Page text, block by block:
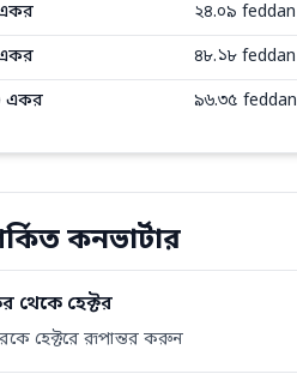
২৪.০৯ feddan
৪৮.১৮ feddan
একর ৯৬.৩৫ feddan
কনভার্টার
থেকে হেক্টর
হেক্টরে রূপান্তর করুন